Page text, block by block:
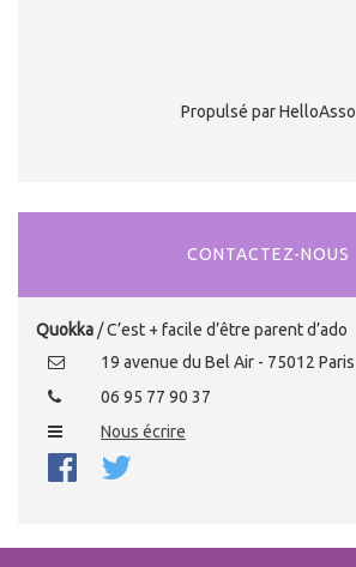
Propulsé par HelloAsso
CONTACTEZ-NOUS
Quokka/ C’est + facile d’être parent d’ado
19 avenue du Bel Air - 75012 Paris
06 95 77 90 37
Nous écrire